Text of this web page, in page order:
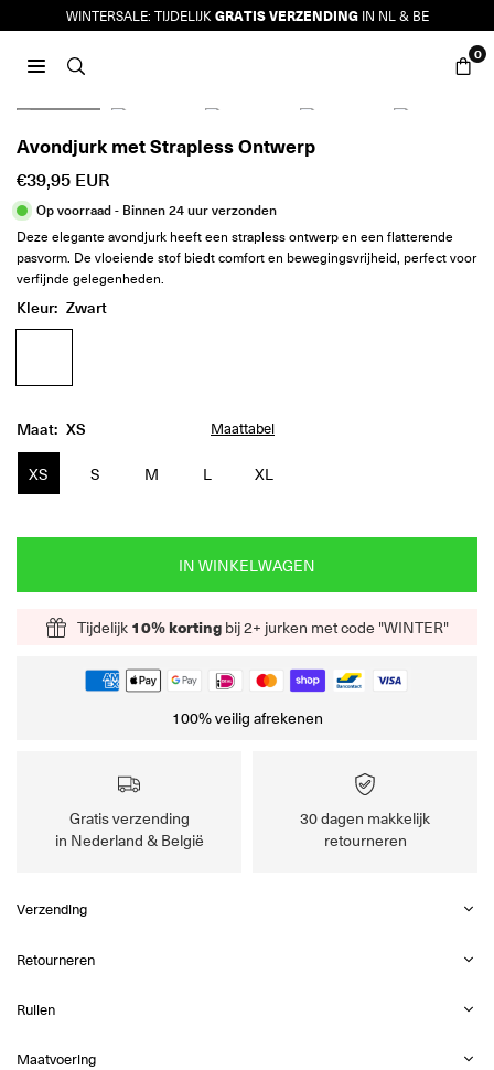
naar
inhoud
WINTERSALE: TIJDELIJKGRATIS VERZENDINGIN NL & BE
0
Avondjurk met Strapless Ontwerp
Reguliere
prijs
€39,95 EUR
Op voorraad - Binnen 24 uur verzonden
Deze elegante avondjurk heeft een strapless ontwerp en een flatterende
pasvorm. De vloeiende stof biedt comfort en bewegingsvrijheid, perfect voor
verfijnde gelegenheden.
Kleur: Zwart
Maat: XS Maattabel
XS S M L XL
IN WINKELWAGEN
Tijdelijk 10% kortingbij 2+ jurken met code "WINTER"
100% veilig afrekenen
Gratis verzending
in Nederland & België
30 dagen makkelijk
retourneren
Verzending
Retourneren
Ruilen
Maatvoering